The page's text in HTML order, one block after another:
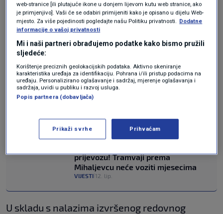
trajati godinu dana. Zahvat uključuje
kompletnu zamjenu ograda, postavljanje
novog asfaltnog sloja te obnovu nosivih
stupova i čeličnih obloga konstrukcije. Treća
razina petlje bit će izvan funkcije godinu dana,
a na ostatku prometnice odvijat će se
privremena regulacija prometa te će radovi
utjecati i na javni prijevoz.
prijevozu! Tramvaji prema
Mihaljevcu neće voziti mjesecima
VIJESTI 12. lip.
U skladu s nalazima izvršenog redovnog
web-stranice [ili plutajuće ikone u donjem lijevom kutu web stranice, ako
je primjenjivo]. Vaši će se odabiri primijeniti kako je opisano u dijelu Web-
mjesto. Za više pojedinosti pogledajte našu Politiku privatnosti. Dodatne
informacije o vašoj privatnosti
Mi i naši partneri obrađujemo podatke kako bismo pružili
sljedeće:
Korištenje preciznih geolokacijskih podataka. Aktivno skeniranje
karakteristika uređaja za identifikaciju. Pohrana i/ili pristup podacima na
uređaju. Personalizirano oglašavanje i sadržaj, mjerenje oglašavanja i
sadržaja, uvidi u publiku i razvoj usluga.
Popis partnera (dobavljača)
Prikaži svrhe Prihvaćam